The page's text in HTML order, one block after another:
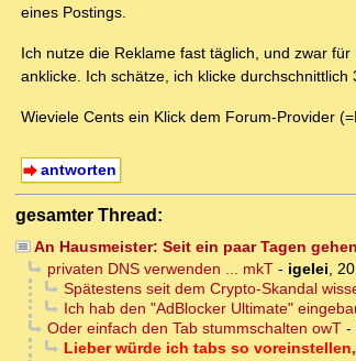
eines Postings.
Ich nutze die Reklame fast täglich, und zwar
anklicke. Ich schätze, ich klicke
Wieviele Cents ein Klick dem Forum-Provider
antworten
gesamter Thread:
An Hausmeister: Seit ein paar Tagen
privaten DNS verwenden ... mkT- igelei,
Spätestens seit dem Crypto-Skandal
Ich hab den "AdBlocker Ultimate"
Oder einfach den Tab stummschalten owT-
Lieber würde ich tabs so